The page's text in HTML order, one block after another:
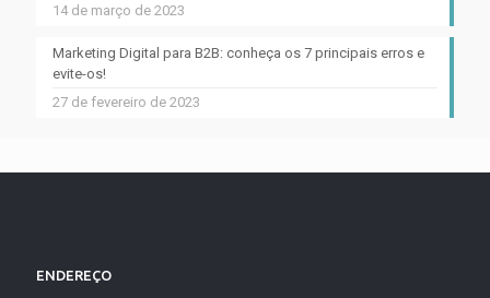
14 de março de 2023
Marketing Digital para B2B: conheça os 7 principais erros e
evite-os!
27 de fevereiro de 2023
ENDEREÇO